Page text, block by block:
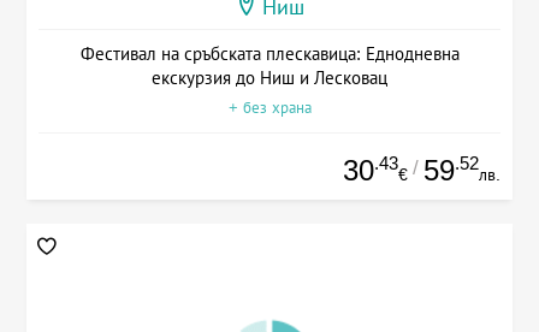
Ниш
Фестивал на сръбската плескавица: Еднодневна
екскурзия до Ниш и Лесковац
+ без храна
30.43
€ / 59.52
лв.